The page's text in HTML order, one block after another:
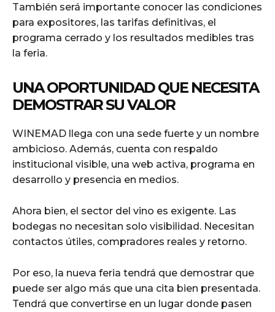
También será importante conocer las condiciones
para expositores, las tarifas definitivas, el
programa cerrado y los resultados medibles tras
la feria.
UNA OPORTUNIDAD QUE NECESITA
DEMOSTRAR SU VALOR
WINEMAD llega con una sede fuerte y un nombre
ambicioso. Además, cuenta con respaldo
institucional visible, una web activa, programa en
desarrollo y presencia en medios.
Ahora bien, el sector del vino es exigente. Las
bodegas no necesitan solo visibilidad. Necesitan
contactos útiles, compradores reales y retorno.
Por eso, la nueva feria tendrá que demostrar que
puede ser algo más que una cita bien presentada.
Tendrá que convertirse en un lugar donde pasen